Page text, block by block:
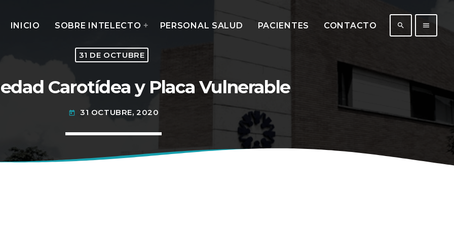
INICIO SOBRE INTELECTO PERSONAL SALUD PACIENTES CONTACTO search menu
MOST UPVOTED
31 DE OCTUBRE
Carotídea y Placa Vulnerable
today 31 OCTUBRE, 2020